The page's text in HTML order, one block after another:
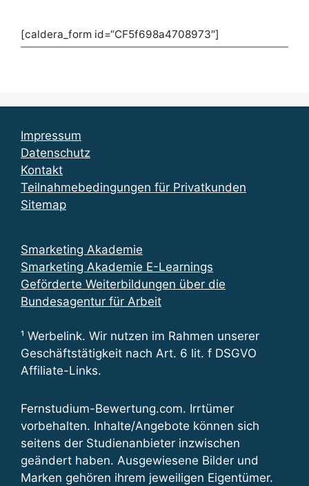
[caldera_form id=“CF5f698a4708973″]
Impressum
Datenschutz
Kontakt
Teilnahmebedingungen für Privatkunden
Sitemap
Smarketing Akademie
Smarketing Akademie E-Learnings
Geförderte Weiterbildungen über die
Bundesagentur für Arbeit
¹ Werbelink. Wir nutzen im Rahmen unserer
Geschäftstätigkeit nach Art. 6 lit. f DSGVO
Affiliate-Links.
Fernstudium-Bewertung.com. Irrtümer
vorbehalten. Inhalte/Angebote können sich
seitens der Studienanbieter inzwischen
geändert haben. Ausgewiesene Bilder und
Marken gehören ihrem jeweiligen Eigentümer.